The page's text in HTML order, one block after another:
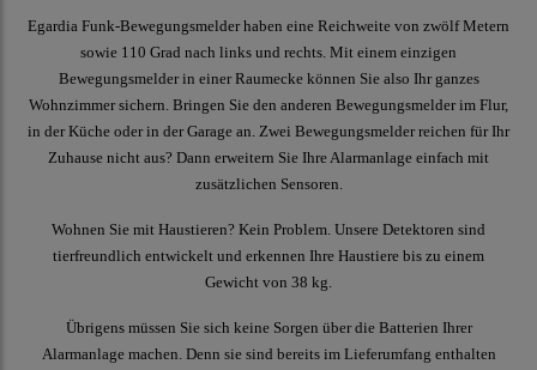
Egardia Funk-Bewegungsmelder haben eine Reichweite von zwölf Metern
sowie 110 Grad nach links und rechts. Mit einem einzigen
Bewegungsmelder in einer Raumecke können Sie also Ihr ganzes
Wohnzimmer sichern. Bringen Sie den anderen Bewegungsmelder im Flur,
in der Küche oder in der Garage an. Zwei Bewegungsmelder reichen für Ihr
Zuhause nicht aus? Dann erweitern Sie Ihre Alarmanlage einfach mit
zusätzlichen Sensoren.
Wohnen Sie mit Haustieren? Kein Problem. Unsere Detektoren sind
tierfreundlich entwickelt und erkennen Ihre Haustiere bis zu einem
Gewicht von 38 kg.
Übrigens müssen Sie sich keine Sorgen über die Batterien Ihrer
Alarmanlage machen. Denn sie sind bereits im Lieferumfang enthalten